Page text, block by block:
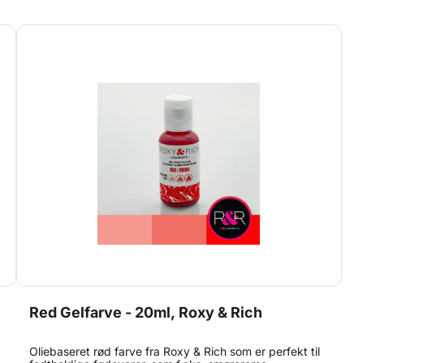
mere farve i hvert gram. Alt sammen godkendt til brug i
Red Gelfarve - 20ml, Roxy & Rich
Oliebaseret rød farve fra Roxy & Rich som er perfekt til